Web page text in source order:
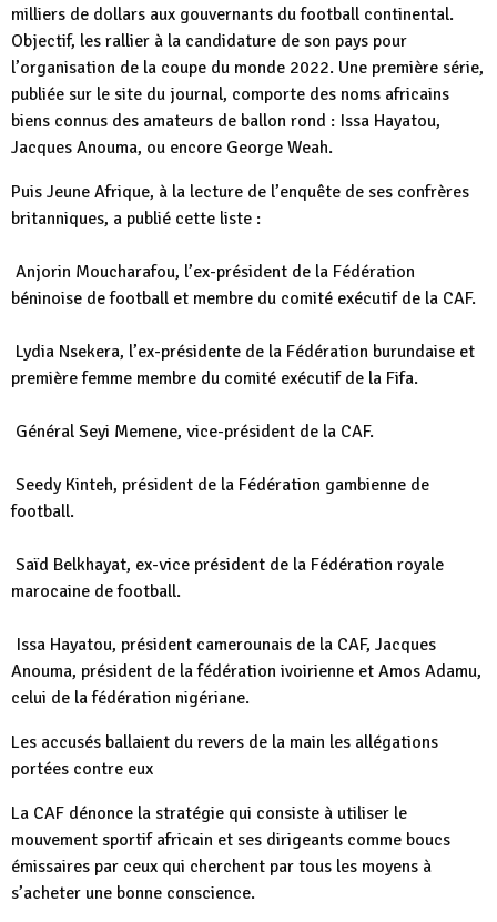
milliers de dollars aux gouvernants du football continental.
Objectif, les rallier à la candidature de son pays pour
l’organisation de la coupe du monde 2022. Une première série,
publiée sur le site du journal, comporte des noms africains
biens connus des amateurs de ballon rond : Issa Hayatou,
Jacques Anouma, ou encore George Weah.
Puis Jeune Afrique, à la lecture de l’enquête de ses confrères
britanniques, a publié cette liste :
Anjorin Moucharafou, l’ex-président de la Fédération
béninoise de football et membre du comité exécutif de la CAF.
Lydia Nsekera, l’ex-présidente de la Fédération burundaise et
première femme membre du comité exécutif de la Fifa.
Général Seyi Memene, vice-président de la CAF.
Seedy Kinteh, président de la Fédération gambienne de
football.
Saïd Belkhayat, ex-vice président de la Fédération royale
marocaine de football.
Issa Hayatou, président camerounais de la CAF, Jacques
Anouma, président de la fédération ivoirienne et Amos Adamu,
celui de la fédération nigériane.
Les accusés ballaient du revers de la main les allégations
portées contre eux
La CAF dénonce la stratégie qui consiste à utiliser le
mouvement sportif africain et ses dirigeants comme boucs
émissaires par ceux qui cherchent par tous les moyens à
s’acheter une bonne conscience.